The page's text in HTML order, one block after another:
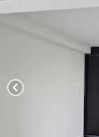
chevron_left